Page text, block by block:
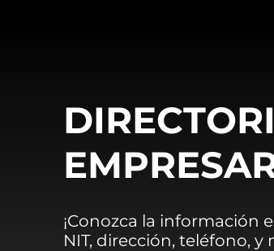
¡Conozca la información
NIT, dirección, teléfono,